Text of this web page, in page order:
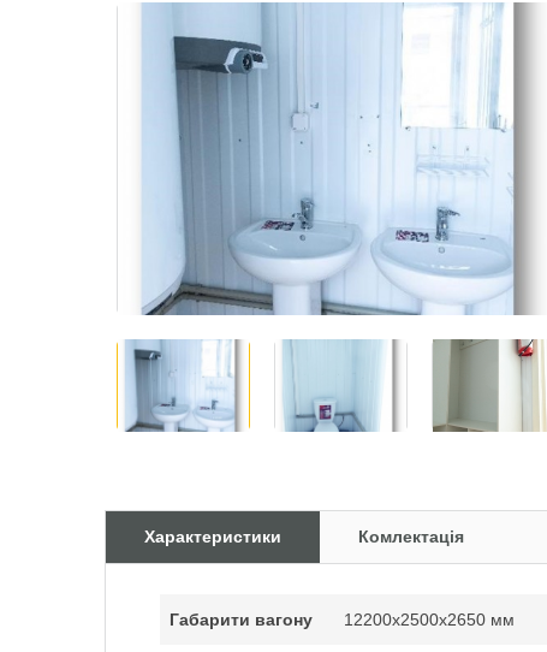
Характеристики Комлектація
Габарити вагону 12200x2500x2650 мм